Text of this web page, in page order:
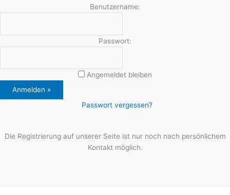
Benutzername:
Passwort:
Angemeldet bleiben
Passwort vergessen?
Die Registrierung auf unserer Seite ist nur noch nach persönlichem
Kontakt möglich.